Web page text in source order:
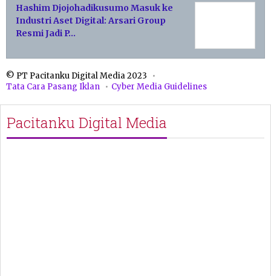
Hashim Djojohadikusumo Masuk ke
Industri Aset Digital: Arsari Group
Resmi Jadi P…
© PT Pacitanku Digital Media 2023
Tata Cara Pasang Iklan
Cyber Media Guidelines
Pacitanku Digital Media